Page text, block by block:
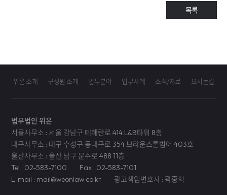
목록
위온 소개 구성원 소개 업무분야 업무사례 소식/자료 오시는길
법무법인 위온
서울사무소 : 서울 강남구 테헤란로 414 L&B타워 8층
대구사무소 : 대구 수성구 동대구로 354 브라운스톤범어 403호
울산사무소 : 울산 남구 문수로 488 11층
Tel : 02-583-7100
Fax : 02-583-7101
E-mail : mail@weonlaw.co.kr
광고책임변호사 : 곽중혁